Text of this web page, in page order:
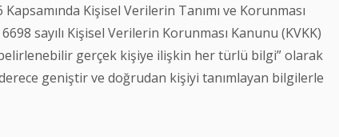
Kişisel Verilerin Tanımı ve Korunması
sayılı Kişisel Verilerin Korunması Kanunu (KVKK)
gerçek kişiye ilişkin her türlü bilgi” olarak
geniştir ve doğrudan kişiyi tanımlayan bilgilerle